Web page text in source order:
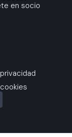
en socio